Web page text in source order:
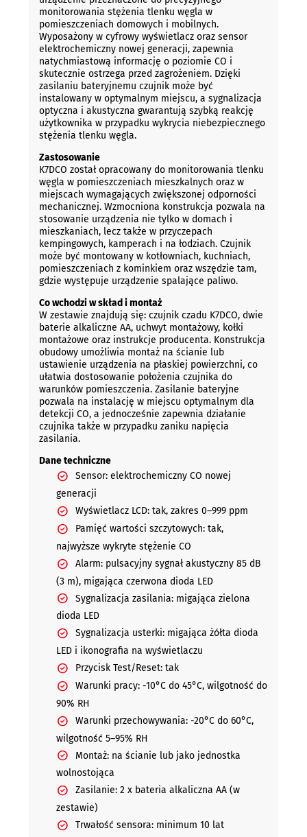
monitorowania stężenia tlenku węgla w
pomieszczeniach domowych i mobilnych.
Wyposażony w cyfrowy wyświetlacz oraz sensor
elektrochemiczny nowej generacji, zapewnia
natychmiastową informację o poziomie CO i
skutecznie ostrzega przed zagrożeniem. Dzięki
zasilaniu bateryjnemu czujnik może być
instalowany w optymalnym miejscu, a sygnalizacja
optyczna i akustyczna gwarantują szybką reakcję
użytkownika w przypadku wykrycia niebezpiecznego
stężenia tlenku węgla.
Zastosowanie
K7DCO został opracowany do monitorowania tlenku
węgla w pomieszczeniach mieszkalnych oraz w
miejscach wymagających zwiększonej odporności
mechanicznej. Wzmocniona konstrukcja pozwala na
stosowanie urządzenia nie tylko w domach i
mieszkaniach, lecz także w przyczepach
kempingowych, kamperach i na łodziach. Czujnik
może być montowany w kotłowniach, kuchniach,
pomieszczeniach z kominkiem oraz wszędzie tam,
gdzie występuje urządzenie spalające paliwo.
Co wchodzi w skład i montaż
W zestawie znajdują się: czujnik czadu K7DCO, dwie
baterie alkaliczne AA, uchwyt montażowy, kołki
montażowe oraz instrukcje producenta. Konstrukcja
obudowy umożliwia montaż na ścianie lub
ustawienie urządzenia na płaskiej powierzchni, co
ułatwia dostosowanie położenia czujnika do
warunków pomieszczenia. Zasilanie bateryjne
pozwala na instalację w miejscu optymalnym dla
detekcji CO, a jednocześnie zapewnia działanie
czujnika także w przypadku zaniku napięcia
zasilania.
Dane techniczne
Sensor: elektrochemiczny CO nowej
generacji
Wyświetlacz LCD: tak, zakres 0–999 ppm
Pamięć wartości szczytowych: tak,
najwyższe wykryte stężenie CO
Alarm: pulsacyjny sygnał akustyczny 85 dB
(3 m), migająca czerwona dioda LED
Sygnalizacja zasilania: migająca zielona
dioda LED
Sygnalizacja usterki: migająca żółta dioda
LED i ikonografia na wyświetlaczu
Przycisk Test/Reset: tak
Warunki pracy: -10°C do 45°C, wilgotność do
90% RH
Warunki przechowywania: -20°C do 60°C,
wilgotność 5–95% RH
Montaż: na ścianie lub jako jednostka
wolnostojąca
Zasilanie: 2 x bateria alkaliczna AA (w
zestawie)
Trwałość sensora: minimum 10 lat